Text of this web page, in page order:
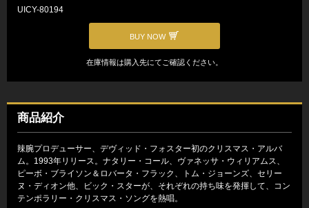
UICY-80194
BUY NOW
在庫情報は購入先にてご確認ください。
商品紹介
辣腕プロデューサー、デヴィッド・フォスター初のクリスマス・アルバ
ム。1993年リリース。ナタリー・コール、ヴァネッサ・ウィリアムス、
ピーボ・ブライソン＆ロバータ・フラック、トム・ジョーンズ、セリー
ヌ・ディオン他、ビック・スターが、それぞれの持ち味を発揮して、コン
テンポラリー・クリスマス・ソングを熱唱。